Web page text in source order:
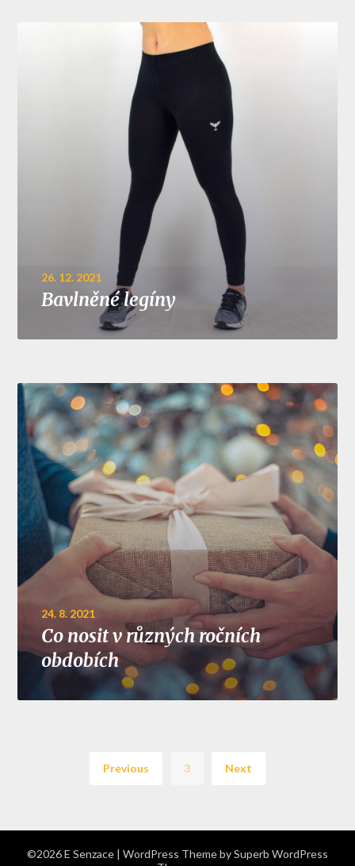
26. 12. 2021
Bavlněné legíny
24. 8. 2021
Co nosit v různých ročních
obdobích
Previous 3 Next
©2026 E Senzace | WordPress Theme bySuperb WordPress